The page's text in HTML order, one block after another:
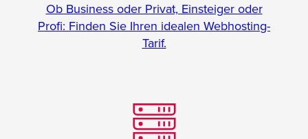
Ob Business oder Privat, Einsteiger oder
Profi: Finden Sie Ihren idealen Webhosting-
Tarif.